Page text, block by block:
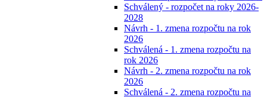
Schválený - rozpočet na roky 2026-
2028
Návrh - 1. zmena rozpočtu na rok
2026
Schválená - 1. zmena rozpočtu na
rok 2026
Návrh - 2. zmena rozpočtu na rok
2026
Schválená - 2. zmena rozpočtu na